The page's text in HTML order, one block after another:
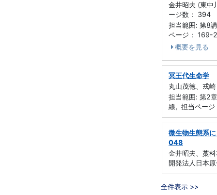
金井昭夫 (東
ージ数： 394
担当範囲: 第8
ページ： 169-
概要を見る
冥王代生命学
丸山茂徳、戎
担当範囲: 第2
線, 担当ペー
微生物生態系
048
金井昭夫、藁
開発法人日本
全件表示 >>